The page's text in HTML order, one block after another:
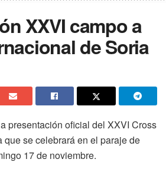
XXVI campo a
de Soria
presentación oficial del XXVI Cross
que se celebrará en el paraje de
17 de noviembre.